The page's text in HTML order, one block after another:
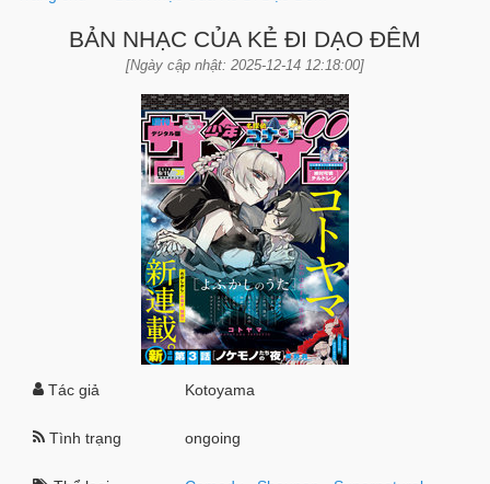
BẢN NHẠC CỦA KẺ ĐI DẠO ĐÊM
[Ngày cập nhật: 2025-12-14 12:18:00]
Tác giả Kotoyama
Tình trạng ongoing